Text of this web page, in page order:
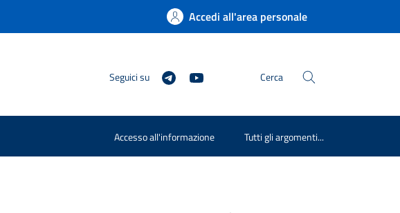
Accedi all'area personale
Seguici su Cerca
Accesso all'informazione Tutti gli argomenti...